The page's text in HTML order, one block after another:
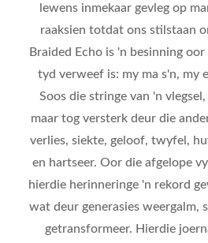
lewens inmekaar gevleg op
raaksien totdat ons stilstaan
Braided Echo is 'n besinning
tyd verweef is: my ma s'n, my
Soos die stringe van 'n
maar tog versterk deur die
verlies, siekte, geloof, twyfel,
en hartseer. Oor die afgelope
hierdie herinneringe 'n rekord
wat deur generasies weergalm,
getransformeer. Hierdie